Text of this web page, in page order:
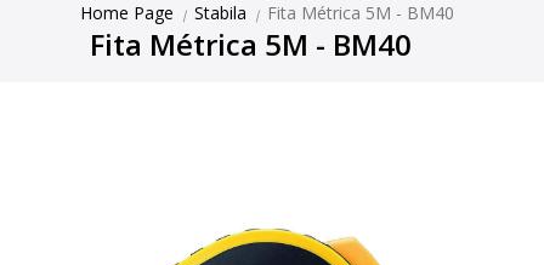
Home Page | Stabila | Fita Métrica 5M - BM40
Fita Métrica 5M - BM40